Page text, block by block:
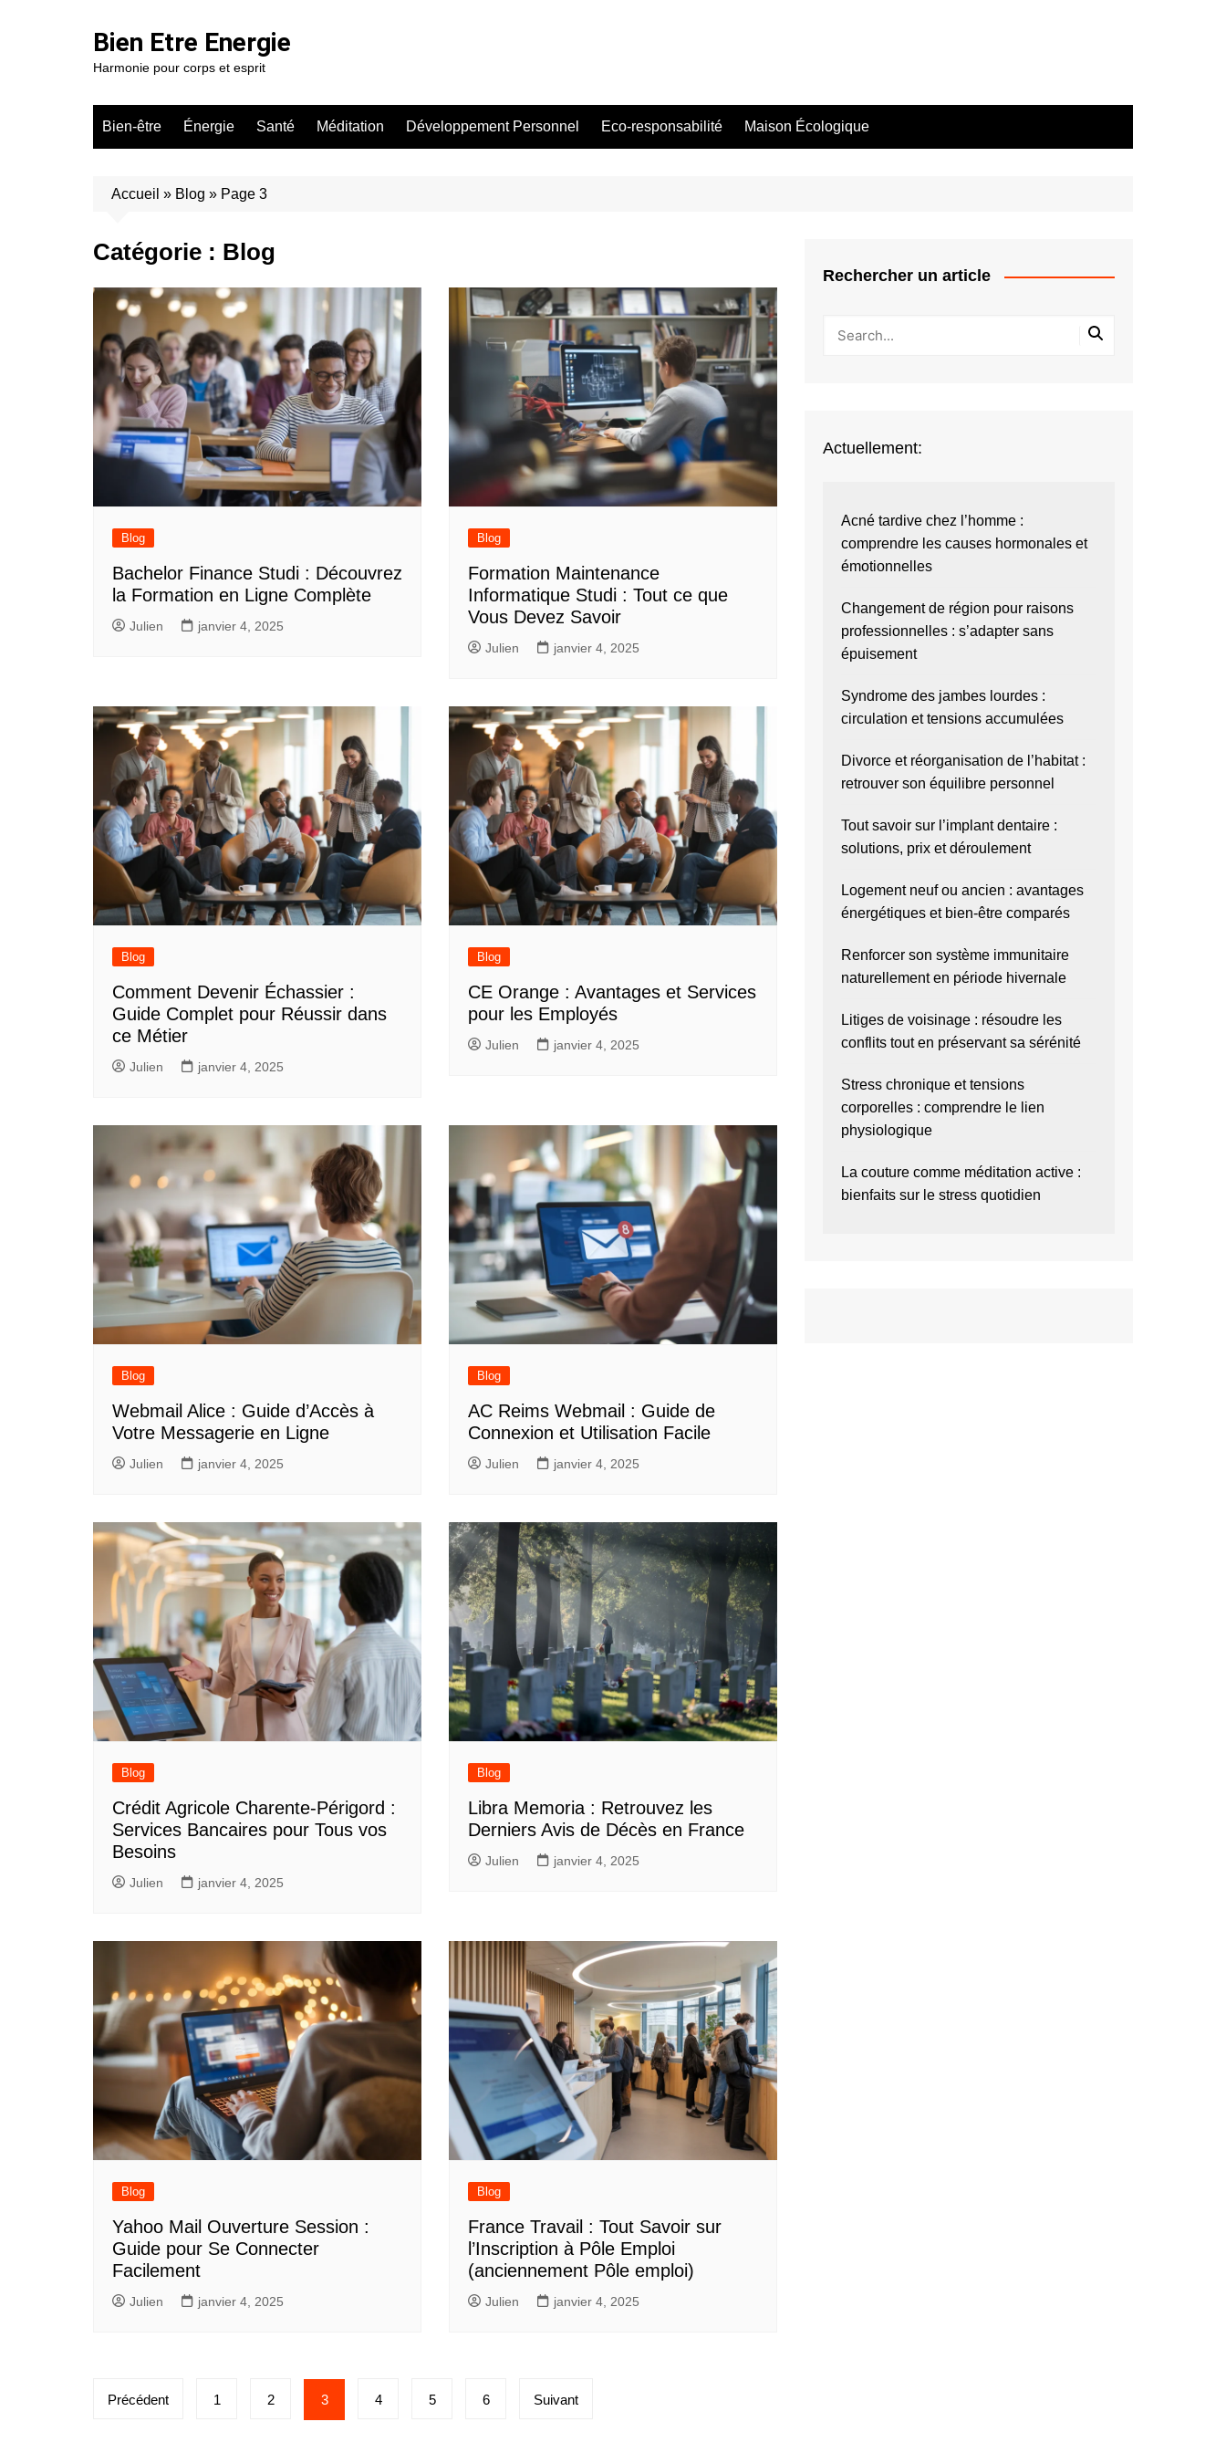
Bien Etre Energie
Harmonie pour corps et esprit
Bien-être Énergie Santé Méditation Développement Personnel Eco-responsabilité Maison Écologique
Accueil » Blog » Page 3
Catégorie : Blog
Blog
Bachelor Finance Studi : Découvrez
la Formation en Ligne Complète
Julien janvier 4, 2025
Blog
Formation Maintenance
Informatique Studi : Tout ce que
Vous Devez Savoir
Julien janvier 4, 2025
Blog
Comment Devenir Échassier :
Guide Complet pour Réussir dans
ce Métier
Julien janvier 4, 2025
Blog
CE Orange : Avantages et Services
pour les Employés
Julien janvier 4, 2025
Blog
Webmail Alice : Guide d’Accès à
Votre Messagerie en Ligne
Julien janvier 4, 2025
Blog
AC Reims Webmail : Guide de
Connexion et Utilisation Facile
Julien janvier 4, 2025
Blog
Crédit Agricole Charente-Périgord :
Services Bancaires pour Tous vos
Besoins
Julien janvier 4, 2025
Blog
Libra Memoria : Retrouvez les
Derniers Avis de Décès en France
Julien janvier 4, 2025
Blog
Yahoo Mail Ouverture Session :
Guide pour Se Connecter
Facilement
Julien janvier 4, 2025
Blog
France Travail : Tout Savoir sur
l’Inscription à Pôle Emploi
(anciennement Pôle emploi)
Julien janvier 4, 2025
Pagination
Précédent 1 2 3 4 5 6 Suivant
Rechercher un article
Actuellement:
Acné tardive chez l’homme :
comprendre les causes hormonales et
émotionnelles
Changement de région pour raisons
professionnelles : s’adapter sans
épuisement
Syndrome des jambes lourdes :
circulation et tensions accumulées
Divorce et réorganisation de l’habitat :
retrouver son équilibre personnel
Tout savoir sur l’implant dentaire :
solutions, prix et déroulement
Logement neuf ou ancien : avantages
énergétiques et bien-être comparés
Renforcer son système immunitaire
naturellement en période hivernale
Litiges de voisinage : résoudre les
conflits tout en préservant sa sérénité
Stress chronique et tensions
corporelles : comprendre le lien
physiologique
La couture comme méditation active :
bienfaits sur le stress quotidien